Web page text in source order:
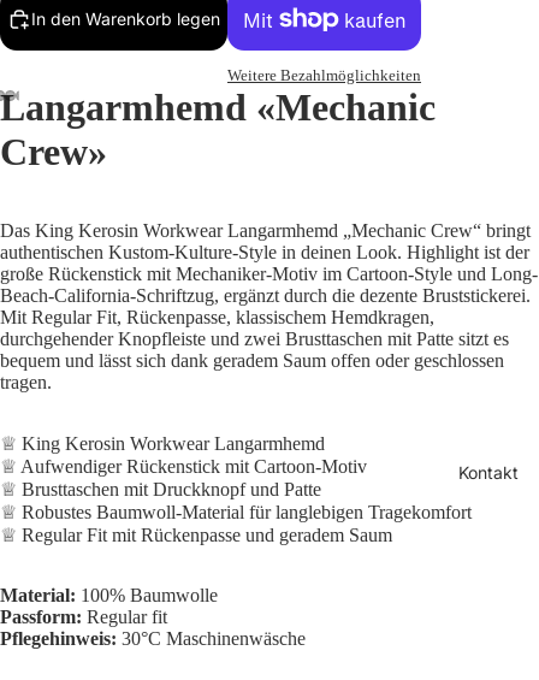
Kontakt
In den Warenkorb legen
Weitere Bezahlmöglichkeiten
Langarmhemd «Mechanic
Crew»
Das King Kerosin Workwear Langarmhemd „Mechanic Crew“ bringt
authentischen Kustom-Kulture-Style in deinen Look. Highlight ist der
große Rückenstick mit Mechaniker-Motiv im Cartoon-Style und Long-
Beach-California-Schriftzug, ergänzt durch die dezente Bruststickerei.
Mit Regular Fit, Rückenpasse, klassischem Hemdkragen,
durchgehender Knopfleiste und zwei Brusttaschen mit Patte sitzt es
bequem und lässt sich dank geradem Saum offen oder geschlossen
tragen.
♕ King Kerosin Workwear Langarmhemd
♕ Aufwendiger Rückenstick mit Cartoon-Motiv
♕ Brusttaschen mit Druckknopf und Patte
♕ Robustes Baumwoll-Material für langlebigen Tragekomfort
♕ Regular Fit mit Rückenpasse und geradem Saum
Material: 100% Baumwolle
Passform: Regular fit
Pflegehinweis: 30°C Maschinenwäsche
Datenschutzerklärung
Widerrufsrecht